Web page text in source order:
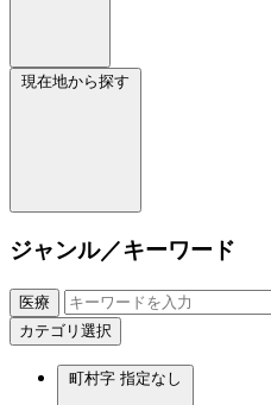
現在地から探す
ジャンル／キーワード
医療
カテゴリ選択
町村字 指定なし